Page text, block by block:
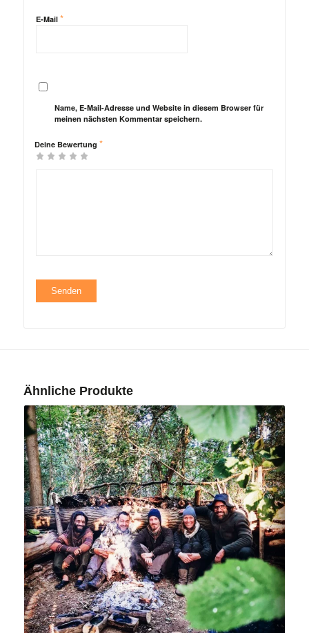
E-Mail *
Name, E-Mail-Adresse und Website in diesem Browser für
meinen nächsten Kommentar speichern.
Deine Bewertung *
Ähnliche Produkte